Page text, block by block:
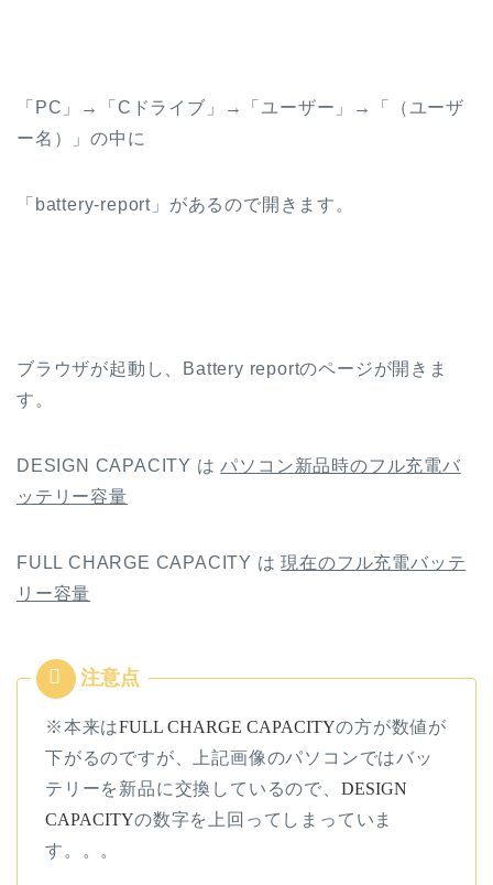
「PC」→「Cドライブ」→「ユーザー」→「（ユーザ
ー名）」の中に
「battery-report」があるので開きます。
ブラウザが起動し、Battery reportのページが開きま
す。
DESIGN CAPACITY はパソコン新品時のフル充電バ
ッテリー容量
FULL CHARGE CAPACITY は現在のフル充電バッテ
リー容量
※本来はFULL CHARGE CAPACITYの方が数値が
下がるのですが、上記画像のパソコンではバッ
テリーを新品に交換しているので、 DESIGN
CAPACITYの数字を上回ってしまっていま
す。。。